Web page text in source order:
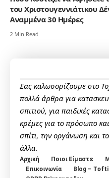
του Χριστουγεννιάτικου
Αναμμένα 30 Ημέρες
2 Min Read
Σας καλωσορίζουμε στο
πολλά άρθρα για
σπιτιού, για παιδικές
κρέμες για το πρόσωπο
σπίτι, την οργάνωση και
άλλα.
Αρχική Ποιοι Είμαστε
Επικοινωνία
Blog –